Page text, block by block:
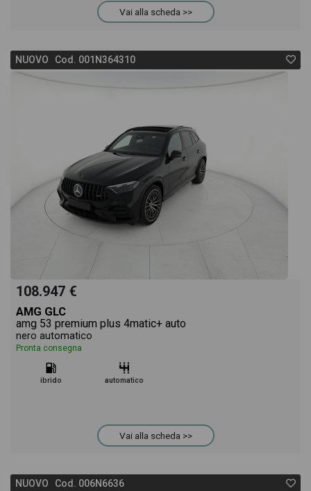
Vai alla scheda >>
NUOVO Cod. 001N364310
108.947 €
AMG GLC
amg 53 premium plus 4matic+ auto
nero automatico
Pronta consegna
ibrido automatico
Vai alla scheda >>
NUOVO Cod. 006N6636